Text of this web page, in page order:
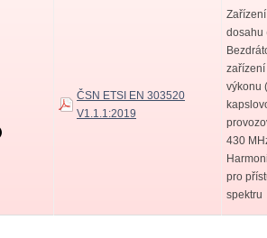
ČSN ETSI EN 303520
V1.1.1:2019
dosahu
výkonu
430
pro
spektru